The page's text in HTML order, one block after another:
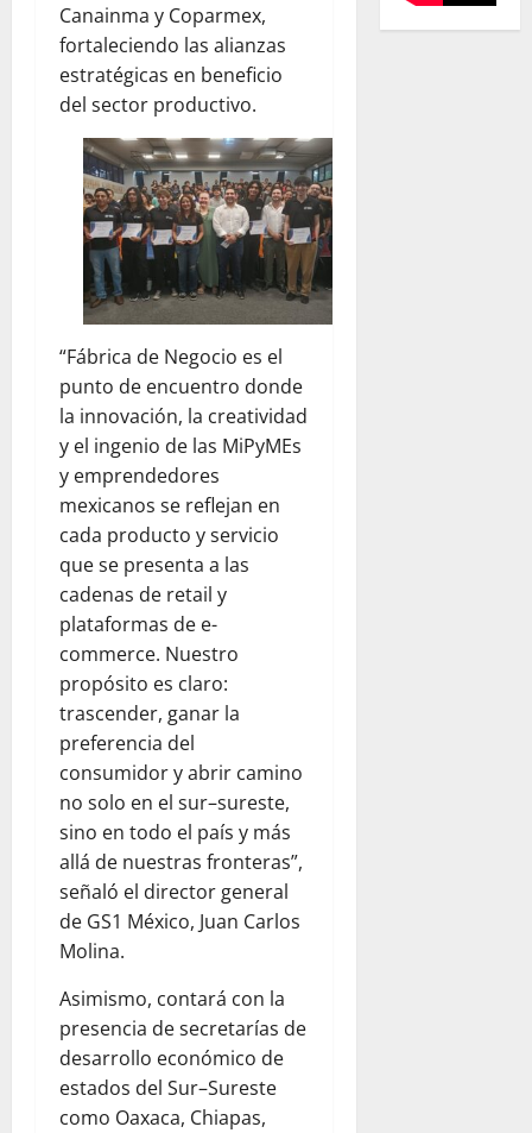
Canainma y Coparmex,
fortaleciendo las alianzas
estratégicas en beneficio
del sector productivo.
“Fábrica de Negocio es el
punto de encuentro donde
la innovación, la creatividad
y el ingenio de las MiPyMEs
y emprendedores
mexicanos se reflejan en
cada producto y servicio
que se presenta a las
cadenas de retail y
plataformas de e-
commerce. Nuestro
propósito es claro:
trascender, ganar la
preferencia del
consumidor y abrir camino
no solo en el sur–sureste,
sino en todo el país y más
allá de nuestras fronteras”,
señaló el director general
de GS1 México, Juan Carlos
Molina.
Asimismo, contará con la
presencia de secretarías de
desarrollo económico de
estados del Sur–Sureste
como Oaxaca, Chiapas,